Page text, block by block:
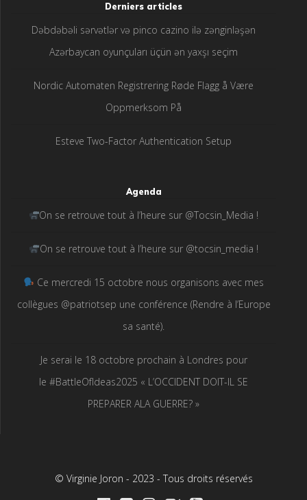
Derniers articles
Dəbdəbəli sərvətlər və pinco cazino ilə zənginləşən
Azərbaycan oyunçuları üçün ən yaxşı seçim
Nordic Automaten Registrering Røde Flagg å Være
Oppmerksom På
Esteve Two-Factor Authentication Setup
Agenda
On se retrouve tout à l’heure sur @Tocsin_Media !
On se retrouve tout à l’heure sur @tocsin_media !
Ce mercredi 15 octobre nous organisons avec mes
collègues @patriotsep une conférence (Rendre à l’Europe
sa santé).
Je serai le 18 octobre prochain à Londres pour
le #BattleOfIdeas2025 « L’OCCIDENT DOIT-IL SE
PREPARER ALA GUERRE? »
© Virginie Joron - 2023 - Tous droits réservés